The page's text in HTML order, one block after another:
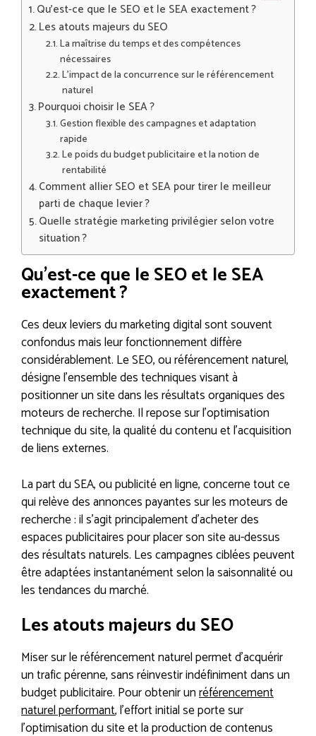
Qu’est-ce que le SEO et le SEA exactement ?
Les atouts majeurs du SEO
La maîtrise du temps et des compétences
nécessaires
L’impact de la concurrence sur le référencement
naturel
Pourquoi choisir le SEA ?
Gestion flexible des campagnes et adaptation
rapide
Le poids du budget publicitaire et la notion de
rentabilité
Comment allier SEO et SEA pour tirer le meilleur
parti de chaque levier ?
Quelle stratégie marketing privilégier selon votre
situation ?
Qu’est-ce que le SEO et le SEA
exactement ?
Ces deux leviers du marketing digital sont souvent
confondus mais leur fonctionnement diffère
considérablement. Le SEO, ou référencement naturel,
désigne l’ensemble des techniques visant à
positionner un site dans les résultats organiques des
moteurs de recherche. Il repose sur l’optimisation
technique du site, la qualité du contenu et l’acquisition
de liens externes.
La part du SEA, ou publicité en ligne, concerne tout ce
qui relève des annonces payantes sur les moteurs de
recherche : il s’agit principalement d’acheter des
espaces publicitaires pour placer son site au-dessus
des résultats naturels. Les campagnes ciblées peuvent
être adaptées instantanément selon la saisonnalité ou
les tendances du marché.
Les atouts majeurs du SEO
Miser sur le référencement naturel permet d’acquérir
un trafic pérenne, sans réinvestir indéfiniment dans un
budget publicitaire. Pour obtenir unréférencement
naturel performant, l’effort initial se porte sur
l’optimisation du site et la production de contenus